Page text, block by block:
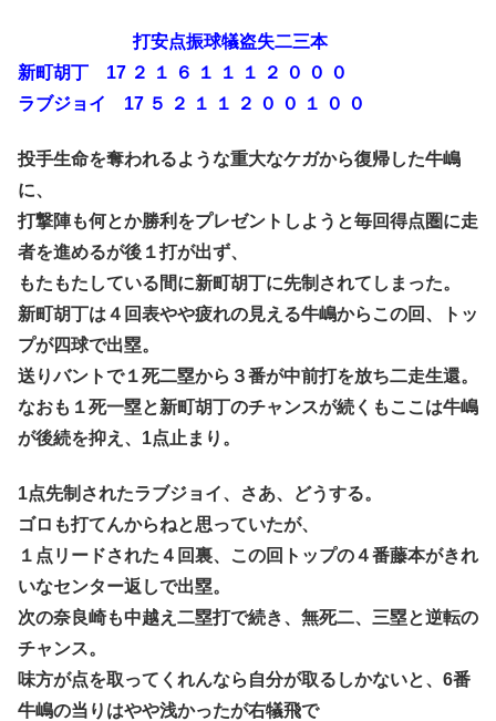
打安点振球犠盗失二三本
新町胡丁 17 ２ １ ６ １ １ １ ２ ０ ０ ０
ラブジョイ 17 ５ ２ １ １ ２ ０ ０ １ ０ ０
投手生命を奪われるような重大なケガから復帰した牛嶋
に、
打撃陣も何とか勝利をプレゼントしようと毎回得点圏に走
者を進めるが後１打が出ず、
もたもたしている間に新町胡丁に先制されてしまった。
新町胡丁は４回表やや疲れの見える牛嶋からこの回、トッ
プが四球で出塁。
送りバントで１死二塁から３番が中前打を放ち二走生還。
なおも１死一塁と新町胡丁のチャンスが続くもここは牛嶋
が後続を抑え、1点止まり。
1点先制されたラブジョイ、さあ、どうする。
ゴロも打てんからねと思っていたが、
１点リードされた４回裏、この回トップの４番藤本がきれ
いなセンター返しで出塁。
次の奈良崎も中越え二塁打で続き、無死二、三塁と逆転の
チャンス。
味方が点を取ってくれんなら自分が取るしかないと、6番
牛嶋の当りはやや浅かったが右犠飛で